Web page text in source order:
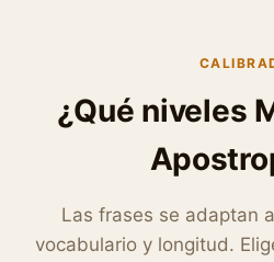
¿Qué niveles
Las frases se adaptan
vocabulario y longitud.